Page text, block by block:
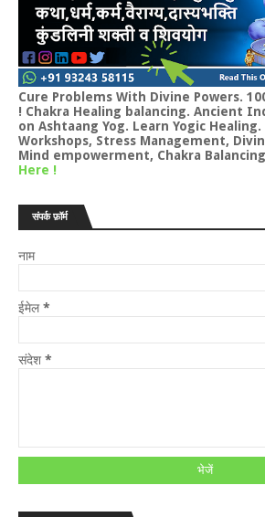
Cure Problems With Divine Powers.
! Chakra Healing balancing. Ancient
on Ashtaang Yog. Learn Yogic
Workshops, Stress Management,
Mind empowerment, Chakra
Here !
संपर्क फ़ॉर्म
नाम
ईमेल*
संदेश *